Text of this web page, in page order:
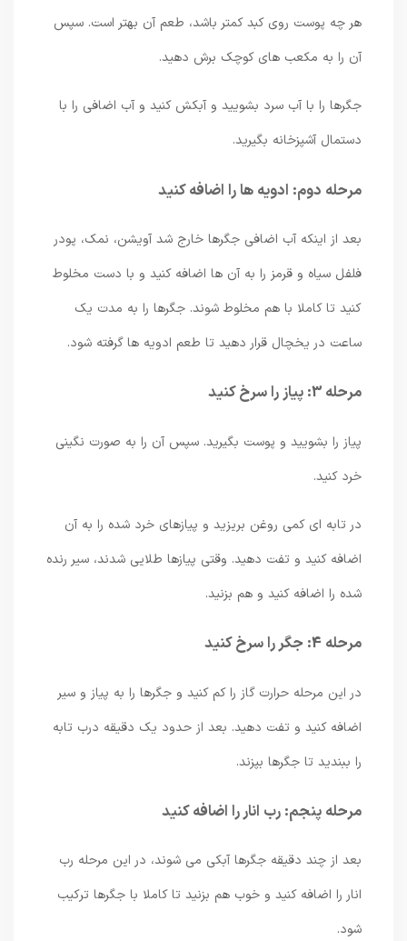
هر چه پوست روی کبد کمتر باشد، طعم آن بهتر است. سپس
آن را به مکعب های کوچک برش دهید.
جگرها را با آب سرد بشویید و آبکش کنید و آب اضافی را با
دستمال آشپزخانه بگیرید.
مرحله دوم: ادویه ها را اضافه کنید
بعد از اینکه آب اضافی جگرها خارج شد آویشن، نمک، پودر
فلفل سیاه و قرمز را به آن ها اضافه کنید و با دست مخلوط
کنید تا کاملا با هم مخلوط شوند. جگرها را به مدت یک
ساعت در یخچال قرار دهید تا طعم ادویه ها گرفته شود.
مرحله 3: پیاز را سرخ کنید
پیاز را بشویید و پوست بگیرید. سپس آن را به صورت نگینی
خرد کنید.
در تابه ای کمی روغن بریزید و پیازهای خرد شده را به آن
اضافه کنید و تفت دهید. وقتی پیازها طلایی شدند، سیر رنده
شده را اضافه کنید و هم بزنید.
مرحله 4: جگر را سرخ کنید
در این مرحله حرارت گاز را کم کنید و جگرها را به پیاز و سیر
اضافه کنید و تفت دهید. بعد از حدود یک دقیقه درب تابه
را ببندید تا جگرها بپزند.
مرحله پنجم: رب انار را اضافه کنید
بعد از چند دقیقه جگرها آبکی می شوند، در این مرحله رب
انار را اضافه کنید و خوب هم بزنید تا کاملا با جگرها ترکیب